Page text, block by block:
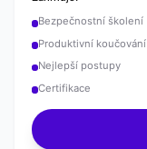
Bezpečnostní školení
Produktivní koučování
Nejlepší postupy
Certifikace